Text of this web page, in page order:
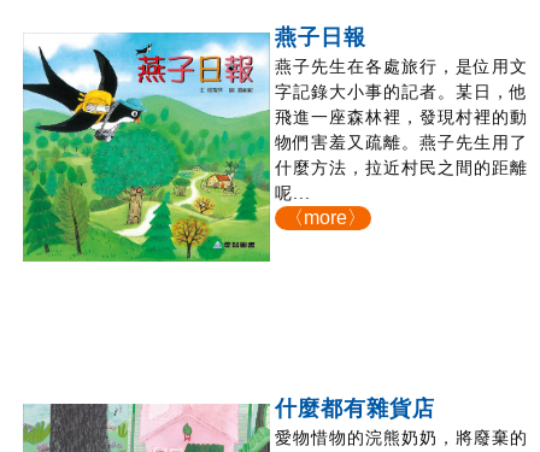
燕子日報
燕子先生在各處旅行，是位用文
字記錄大小事的記者。某日，他
飛進一座森林裡，發現村裡的動
物們害羞又疏離。燕子先生用了
什麼方法，拉近村民之間的距離
呢...
〈more〉
什麼都有雜貨店
愛物惜物的浣熊奶奶，將廢棄的